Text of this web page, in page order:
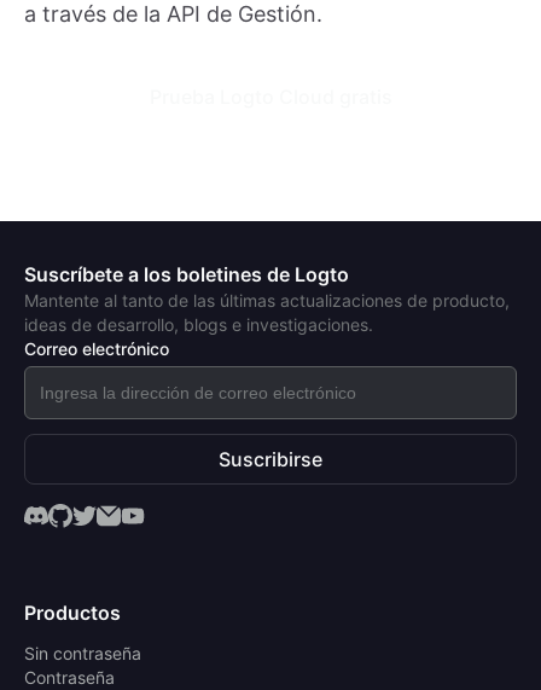
a través de la API de Gestión.
Suscríbete a los boletines de Logto
Mantente al tanto de las últimas actualizaciones de producto,
ideas de desarrollo, blogs e investigaciones.
Correo electrónico
Suscribirse
Productos
Sin contraseña
Contraseña